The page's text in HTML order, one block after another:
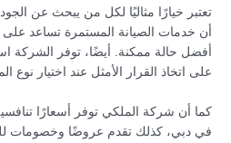
تعتبر خيارًا مثاليًا لكل من يبحث عن
أن خدمات الصيانة المستمرة تساعد
أفضل حالة ممكنة. أيضًا، توفر الشركة
على اتخاذ القرار الأمثل عند اختيار نوع
كما أن شركة الملكي توفر أسعارًا
في دبي، كذلك تقدم عروضًا وخصومات